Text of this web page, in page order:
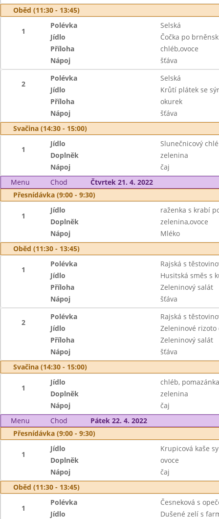
Oběd (11:30 - 13:45)
1
Polévka
Selská
Jídlo
Čočka po
Příloha
chléb,ovoce
Nápoj
šťáva
2
Polévka
Selská
Jídlo
Krůtí plátek se
Příloha
okurek
Nápoj
šťáva
Svačina (14:30 - 15:00)
1
Jídlo
Slunečnicový
Doplněk
zelenina
Nápoj
čaj
Menu
Chod
Čtvrtek 21. 4. 2022
Přesnídávka (9:00 - 9:30)
1
Jídlo
raženka s krabí
Doplněk
zelenina,ovoce
Nápoj
Mléko
Oběd (11:30 - 13:45)
1
Polévka
Rajská s
Jídlo
Husitská směs s
Příloha
Zeleninový salát
Nápoj
šťáva
2
Polévka
Rajská s
Jídlo
Zeleninové rizoto
Příloha
Zeleninový salát
Nápoj
šťáva
Svačina (14:30 - 15:00)
1
Jídlo
chléb,
Doplněk
zelenina
Nápoj
čaj
Menu
Chod
Pátek 22. 4. 2022
Přesnídávka (9:00 - 9:30)
1
Jídlo
Krupicová kaše
Doplněk
ovoce
Nápoj
čaj
Oběd (11:30 - 13:45)
1
Polévka
Česneková s
Jídlo
Dušené zelí s